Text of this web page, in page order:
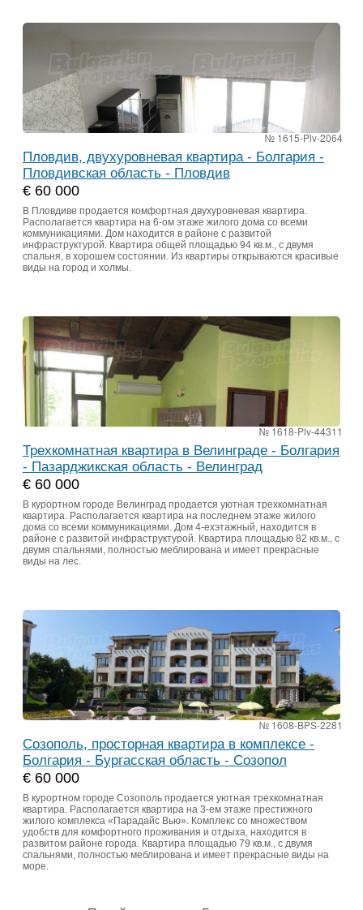
№ 1615-Plv-2064
Пловдив, двухуровневая квартира - Болгария -
Пловдивская область - Пловдив
€ 60 000
В Пловдиве продается комфортная двухуровневая квартира.
Располагается квартира на 6-ом этаже жилого дома со всеми
коммуникациями. Дом находится в районе с развитой
инфраструктурой. Квартира общей площадью 94 кв.м., с двумя
спальня, в хорошем состоянии. Из квартиры открываются красивые
виды на город и холмы.
№ 1618-Plv-44311
Трехкомнатная квартира в Велинграде - Болгария
- Пазарджикская область - Велинград
€ 60 000
В курортном городе Велинград продается уютная трехкомнатная
квартира. Располагается квартира на последнем этаже жилого
дома со всеми коммуникациями. Дом 4-ехэтажный, находится в
районе с развитой инфраструктурой. Квартира площадью 82 кв.м., с
двумя спальнями, полностью меблирована и имеет прекрасные
виды на лес.
№ 1608-BPS-2281
Созополь, просторная квартира в комплексе -
Болгария - Бургасская область - Созопол
€ 60 000
В курортном городе Созополь продается уютная трехкомнатная
квартира. Располагается квартира на 3-ем этаже престижного
жилого комплекса «Парадайс Вью». Комплекс со множеством
удобств для комфортного проживания и отдыха, находится в
развитом районе города. Квартира площадью 79 кв.м., с двумя
спальнями, полностью меблирована и имеет прекрасные виды на
море.